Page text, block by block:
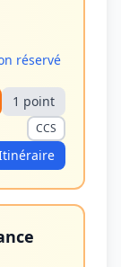
réservé
1 point
CCS